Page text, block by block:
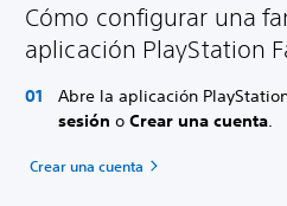
Cómo configurar una
aplicación PlayStation
Abre la aplicación
sesión o Crear una cuenta.
Crear una cuenta